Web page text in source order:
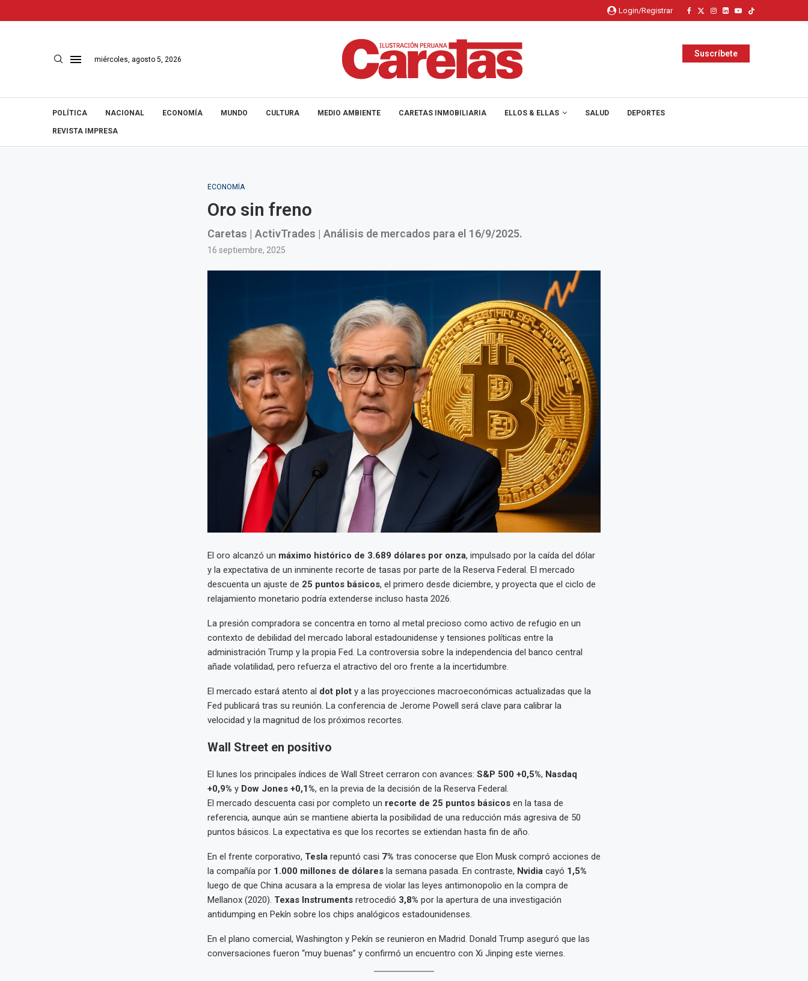
Login/Registrar
miércoles, agosto 5, 2026
Suscríbete
POLÍTICA NACIONAL ECONOMÍA MUNDO CULTURA MEDIO AMBIENTE CARETAS INMOBILIARIA ELLOS & ELLAS SALUD DEPORTES
REVISTA IMPRESA
ECONOMÍA
Oro sin freno
Caretas | ActivTrades | Análisis de mercados para el 16/9/2025.
16 septiembre, 2025
El oro alcanzó un máximo histórico de 3.689 dólares por onza, impulsado por la caída del dólar
y la expectativa de un inminente recorte de tasas por parte de la Reserva Federal. El mercado
descuenta un ajuste de 25 puntos básicos, el primero desde diciembre, y proyecta que el ciclo de
relajamiento monetario podría extenderse incluso hasta 2026.
La presión compradora se concentra en torno al metal precioso como activo de refugio en un
contexto de debilidad del mercado laboral estadounidense y tensiones políticas entre la
administración Trump y la propia Fed. La controversia sobre la independencia del banco central
añade volatilidad, pero refuerza el atractivo del oro frente a la incertidumbre.
El mercado estará atento al dot ploty a las proyecciones macroeconómicas actualizadas que la
Fed publicará tras su reunión. La conferencia de Jerome Powell será clave para calibrar la
velocidad y la magnitud de los próximos recortes.
Wall Street en positivo
El lunes los principales índices de Wall Street cerraron con avances: S&P 500 +0,5%, Nasdaq
+0,9% y Dow Jones +0,1%, en la previa de la decisión de la Reserva Federal.
El mercado descuenta casi por completo un recorte de 25 puntos básicosen la tasa de
referencia, aunque aún se mantiene abierta la posibilidad de una reducción más agresiva de 50
puntos básicos. La expectativa es que los recortes se extiendan hasta fin de año.
En el frente corporativo, Teslarepuntó casi 7% tras conocerse que Elon Musk compró acciones de
la compañía por 1.000 millones de dólaresla semana pasada. En contraste, Nvidiacayó 1,5%
luego de que China acusara a la empresa de violar las leyes antimonopolio en la compra de
Mellanox (2020). Texas Instrumentsretrocedió 3,8% por la apertura de una investigación
antidumping en Pekín sobre los chips analógicos estadounidenses.
En el plano comercial, Washington y Pekín se reunieron en Madrid. Donald Trump aseguró que las
conversaciones fueron “muy buenas” y confirmó un encuentro con Xi Jinping este viernes.